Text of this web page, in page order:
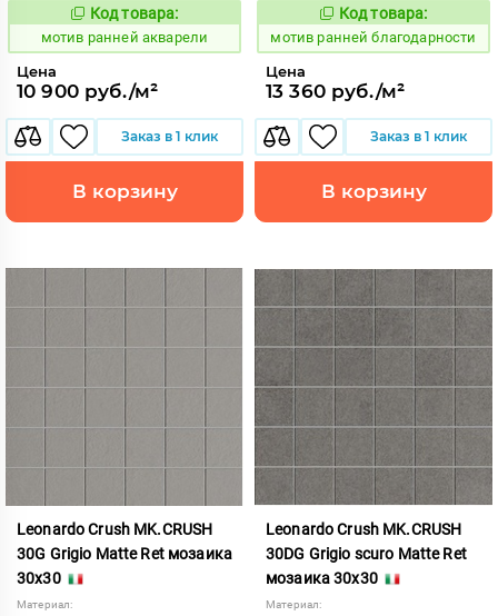
1040875
Код товара:
мотив ранней акварели
Цена
10 900 руб./м²
Заказ в 1 клик
В корзину
1040878
Код товара:
мотив ранней благодарности
Цена
13 360 руб./м²
Заказ в 1 клик
В корзину
Leonardo Crush MK.CRUSH
30G Grigio Matte Ret мозаика
30x30
Материал:
Leonardo Crush MK.CRUSH
30DG Grigio scuro Matte Ret
мозаика 30x30
Материал: